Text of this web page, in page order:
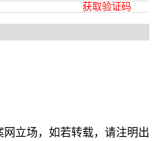
获取验证码
立场，如若转载，请注明出